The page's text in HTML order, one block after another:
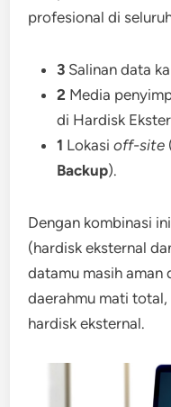
profesional di
3 Salinan data
2 Media
di Hardisk
1 Lokasioff-site
Backup).
Dengan kombinasi
(hardisk eksternal
datamu masih aman
daerahmu mati
hardisk eksternal.